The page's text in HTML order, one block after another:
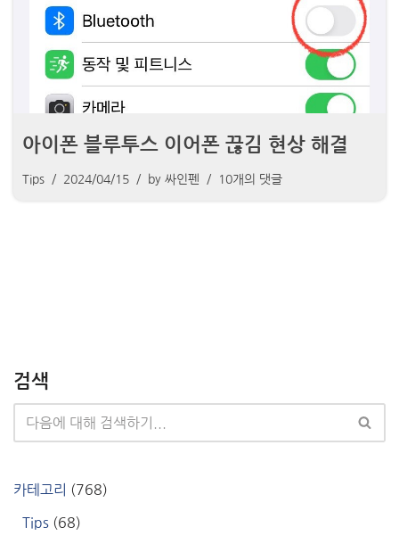
아이폰 블루투스 이어폰 끊김 현상 해결
Tips 2024/04/15 by 싸인펜 10개의 댓글
검색
카테고리 (768)
Tips (68)